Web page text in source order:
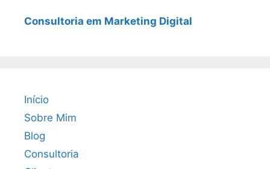
Consultoria em Marketing Digital
Início
Sobre Mim
Blog
Consultoria